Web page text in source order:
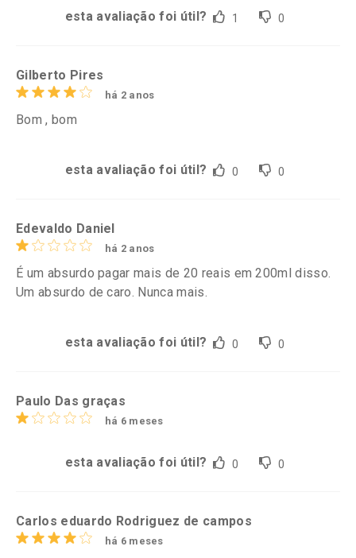
esta avaliação foi útil? 1 0
Gilberto Pires
há 2 anos
Bom , bom
esta avaliação foi útil? 0 0
Edevaldo Daniel
há 2 anos
É um absurdo pagar mais de 20 reais em 200ml disso.
Um absurdo de caro. Nunca mais.
esta avaliação foi útil? 0 0
Paulo Das graças
há 6 meses
esta avaliação foi útil? 0 0
Carlos eduardo Rodriguez de campos
há 6 meses